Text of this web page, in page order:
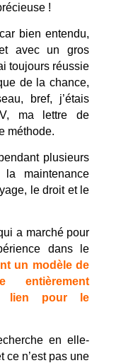
!
bien entendu,
avec un gros
toujours réussie
de la chance,
bref, j’étais
ma lettre de
méthode.
plusieurs
maintenance
le droit et le
a marché pour
dans le
un modèle de
lien pour le
en elle-
ce n’est pas une